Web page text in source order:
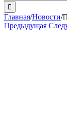
поиска:
Главная/Новости/
Предыдущая